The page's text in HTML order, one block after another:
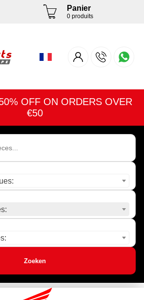
Panier
0 produits
OFF ON ORDERS OVER
€50
Zoeken